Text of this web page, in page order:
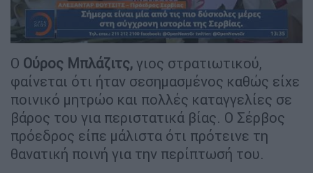
Ο Ούρος Μπλάζιτς, γιος στρατιωτικού,
φαίνεται ότι ήταν σεσημασμένος καθώς είχε
ποινικό μητρώο και πολλές καταγγελίες σε
βάρος του για περιστατικά βίας. Ο Σέρβος
πρόεδρος είπε μάλιστα ότι πρότεινε τη
θανατική ποινή για την περίπτωσή του.